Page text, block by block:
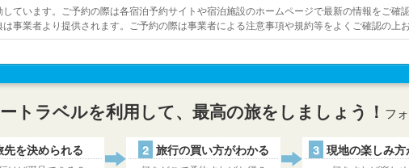
ています。ご予約の際は各宿泊予約サイトや宿泊施設のホームページで最新の情報をご確認
事業者より提供されます。ご予約の際は事業者による注意事項や規約等をよくご確認の上お
トラベルを利用して、最高の旅をしましょう！ フ
先を決められる 2 旅行の買い方がわかる 3 現地の楽しみ方